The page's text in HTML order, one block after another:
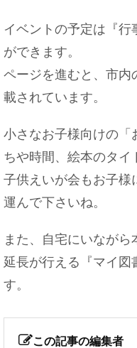
イベントの予定は『行
ができます。
ページを進むと、市内
載されています。
小さなお子様向けの「
ちや時間、絵本のタイ
子供えいが会もお子様
運んで下さいね。
また、自宅にいなが
延長が行える『マイ図
す。
この記事の編集者